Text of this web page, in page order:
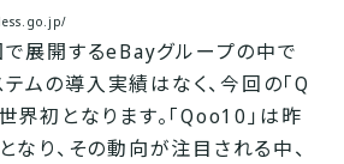
展開するeBayグループの中で
ムの導入実績はなく、今回の「Q
界初となります。「Qoo10」は昨
り、その動向が注目される中、